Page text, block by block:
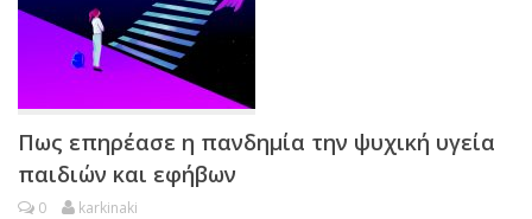
Πως επηρέασε η πανδημία την ψυχική υγεία
παιδιών και εφήβων
0 karkinaki